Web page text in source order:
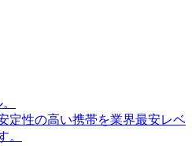
定性の高い携帯を業界最安レベ
。